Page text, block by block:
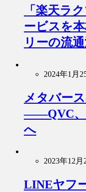
「楽天ラ
ービスを
リーの流
2024年1月
メタバー
――QVC、
へ
2023年12月
LINEヤフ